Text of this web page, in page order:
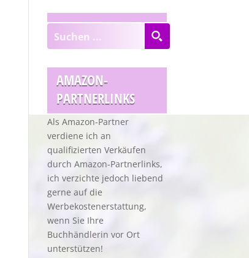
AMAZON-
PARTNERLINKS
Als Amazon-Partner
verdiene ich an
qualifizierten Verkäufen
durch Amazon-Partnerlinks,
ich verzichte jedoch liebend
gerne auf die
Werbekostenerstattung,
wenn Sie Ihre
Buchhändlerin vor Ort
unterstützen!